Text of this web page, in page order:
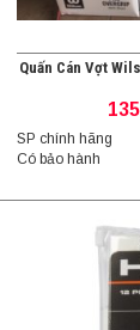
Quấn Cán Vợt
SP chính hãng
Có bảo hành